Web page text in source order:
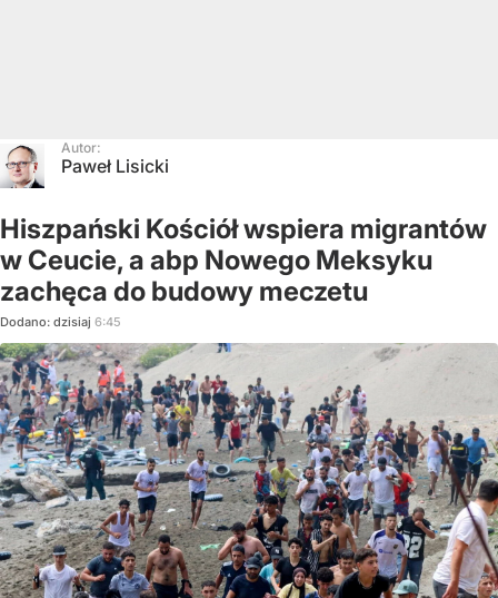
Autor:
Paweł Lisicki
Hiszpański Kościół wspiera migrantów
w Ceucie, a abp Nowego Meksyku
zachęca do budowy meczetu
Dodano: dzisiaj 6:45